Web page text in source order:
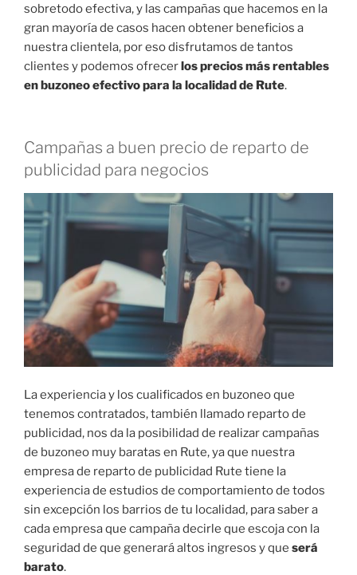
sobretodo efectiva, y las campañas que hacemos en la
gran mayoría de casos hacen obtener beneficios a
nuestra clientela, por eso disfrutamos de tantos
clientes y podemos ofrecerlos precios más rentables
en buzoneo efectivo para la localidad de Rute.
Campañas a buen precio de reparto de
publicidad para negocios
La experiencia y los cualificados en buzoneo que
tenemos contratados, también llamado reparto de
publicidad, nos da la posibilidad de realizar campañas
de buzoneo muy baratas en Rute, ya que nuestra
empresa de reparto de publicidad Rute tiene la
experiencia de estudios de comportamiento de todos
sin excepción los barrios de tu localidad, para saber a
cada empresa que campaña decirle que escoja con la
seguridad de que generará altos ingresos y que será
barato.